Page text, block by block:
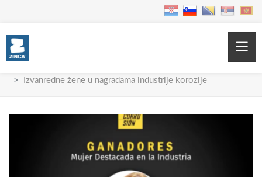
Izvanredne žene u nagradama industrije korozije